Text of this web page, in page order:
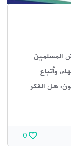
المسلمين
وأتباع
هل الفكر
0